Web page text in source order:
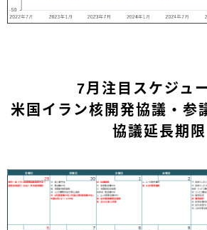
7月注目スケジュ
米国イラン核開発協議・参
協議延長期限